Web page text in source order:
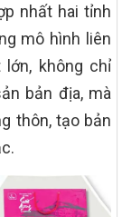
nhất hai tỉnh
mô hình liên
lớn, không chỉ
bản địa, mà
thôn, tạo bản